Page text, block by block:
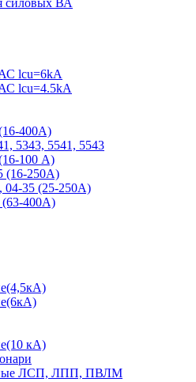
силовых ВА
lcu=6kA
lcu=4.5kA
400А)
5343, 5541, 5543
100 А)
(16-250А)
04-35 (25-250А)
400А)
кА)
ЛСП, ЛПП, ПВЛМ